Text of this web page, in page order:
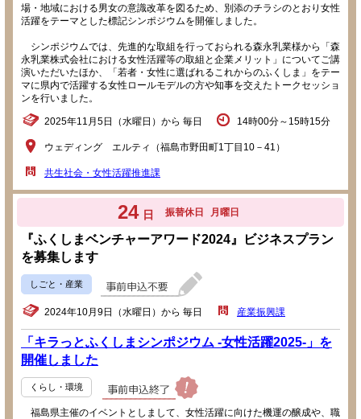
場・地域における男女の意識改革を図るため、別添のチラシのとおり女性
活躍をテーマとした標記シンポジウムを開催しました。
シンポジウムでは、先進的な取組を行っておられる森永乳業様から「森
永乳業株式会社における女性活躍等の取組と企業メリット」についてご講
演いただいたほか、「若者・女性に選ばれるこれからのふくしま」をテー
マに県内で活躍する女性ロールモデルの方や知事を交えたトークセッショ
ンを行いました。
2025年11月5日（水曜日）から 毎日 14時00分～15時15分
ウェディング エルティ（福島市野田町1丁目10－41）
共生社会・女性活躍推進課
24 日 振替休日 月曜日
『ふくしまベンチャーアワード2024』ビジネスプラン
を募集します
しごと・産業
2024年10月9日（水曜日）から 毎日 産業振興課
「キラっとふくしまシンポジウム -女性活躍2025-」を
開催しました
くらし・環境
福島県主催のイベントとしまして、女性活躍に向けた機運の醸成や、職